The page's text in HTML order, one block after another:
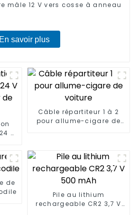
mâle 12 V vers cosse à anneau
En savoir plus
V
Câble répartiteur 1 à 2
pour allume-cigare de
de
Pile au lithium
rechargeable CR2 3,7 V